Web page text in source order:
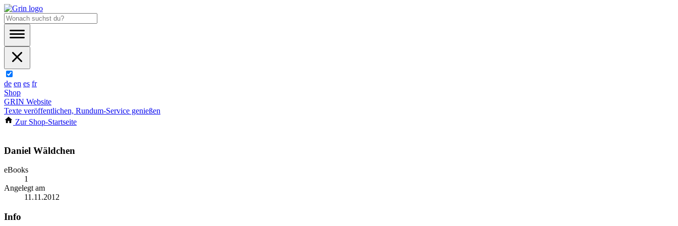
de en es fr
Shop
GRIN Website
Texte veröffentlichen, Rundum-Service genießen
Zur Shop-Startseite
Daniel Wäldchen
eBooks
1
Angelegt am
11.11.2012
Info